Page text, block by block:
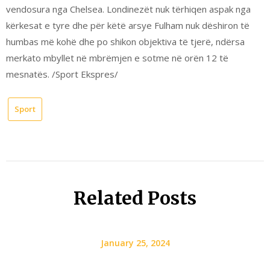
vendosura nga Chelsea. Londinezët nuk tërhiqen aspak nga
kërkesat e tyre dhe për këtë arsye Fulham nuk dëshiron të
humbas më kohë dhe po shikon objektiva të tjerë, ndërsa
merkato mbyllet në mbrëmjen e sotme në orën 12 të
mesnatës. /Sport Ekspres/
Sport
Related Posts
January 25, 2024